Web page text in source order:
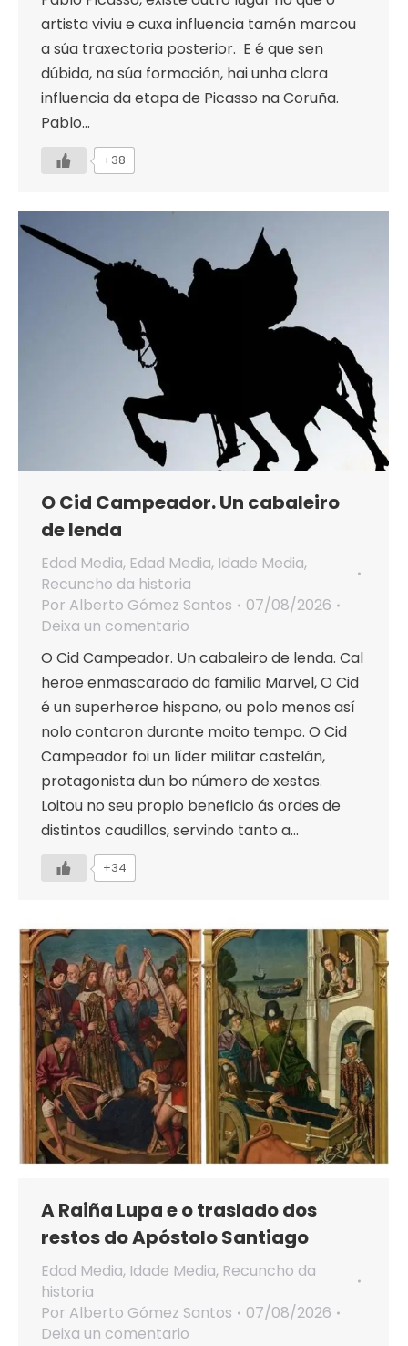
artista viviu e cuxa influencia tamén marcou
a súa traxectoria posterior. E é que sen
dúbida, na súa formación, hai unha clara
influencia da etapa de Picasso na Coruña.
Pablo…
+38
O Cid Campeador. Un cabaleiro
de lenda
Edad Media, Edad Media, Idade Media,
Recuncho da historia
Por Alberto Gómez Santos
07/08/2026
Deixa un comentario
O Cid Campeador. Un cabaleiro de lenda. Cal
heroe enmascarado da familia Marvel, O Cid
é un superheroe hispano, ou polo menos así
nolo contaron durante moito tempo. O Cid
Campeador foi un líder militar castelán,
protagonista dun bo número de xestas.
Loitou no seu propio beneficio ás ordes de
distintos caudillos, servindo tanto a…
+34
A Raiña Lupa e o traslado dos
restos do Apóstolo Santiago
Edad Media, Idade Media, Recuncho da
historia
Por Alberto Gómez Santos
07/08/2026
Deixa un comentario